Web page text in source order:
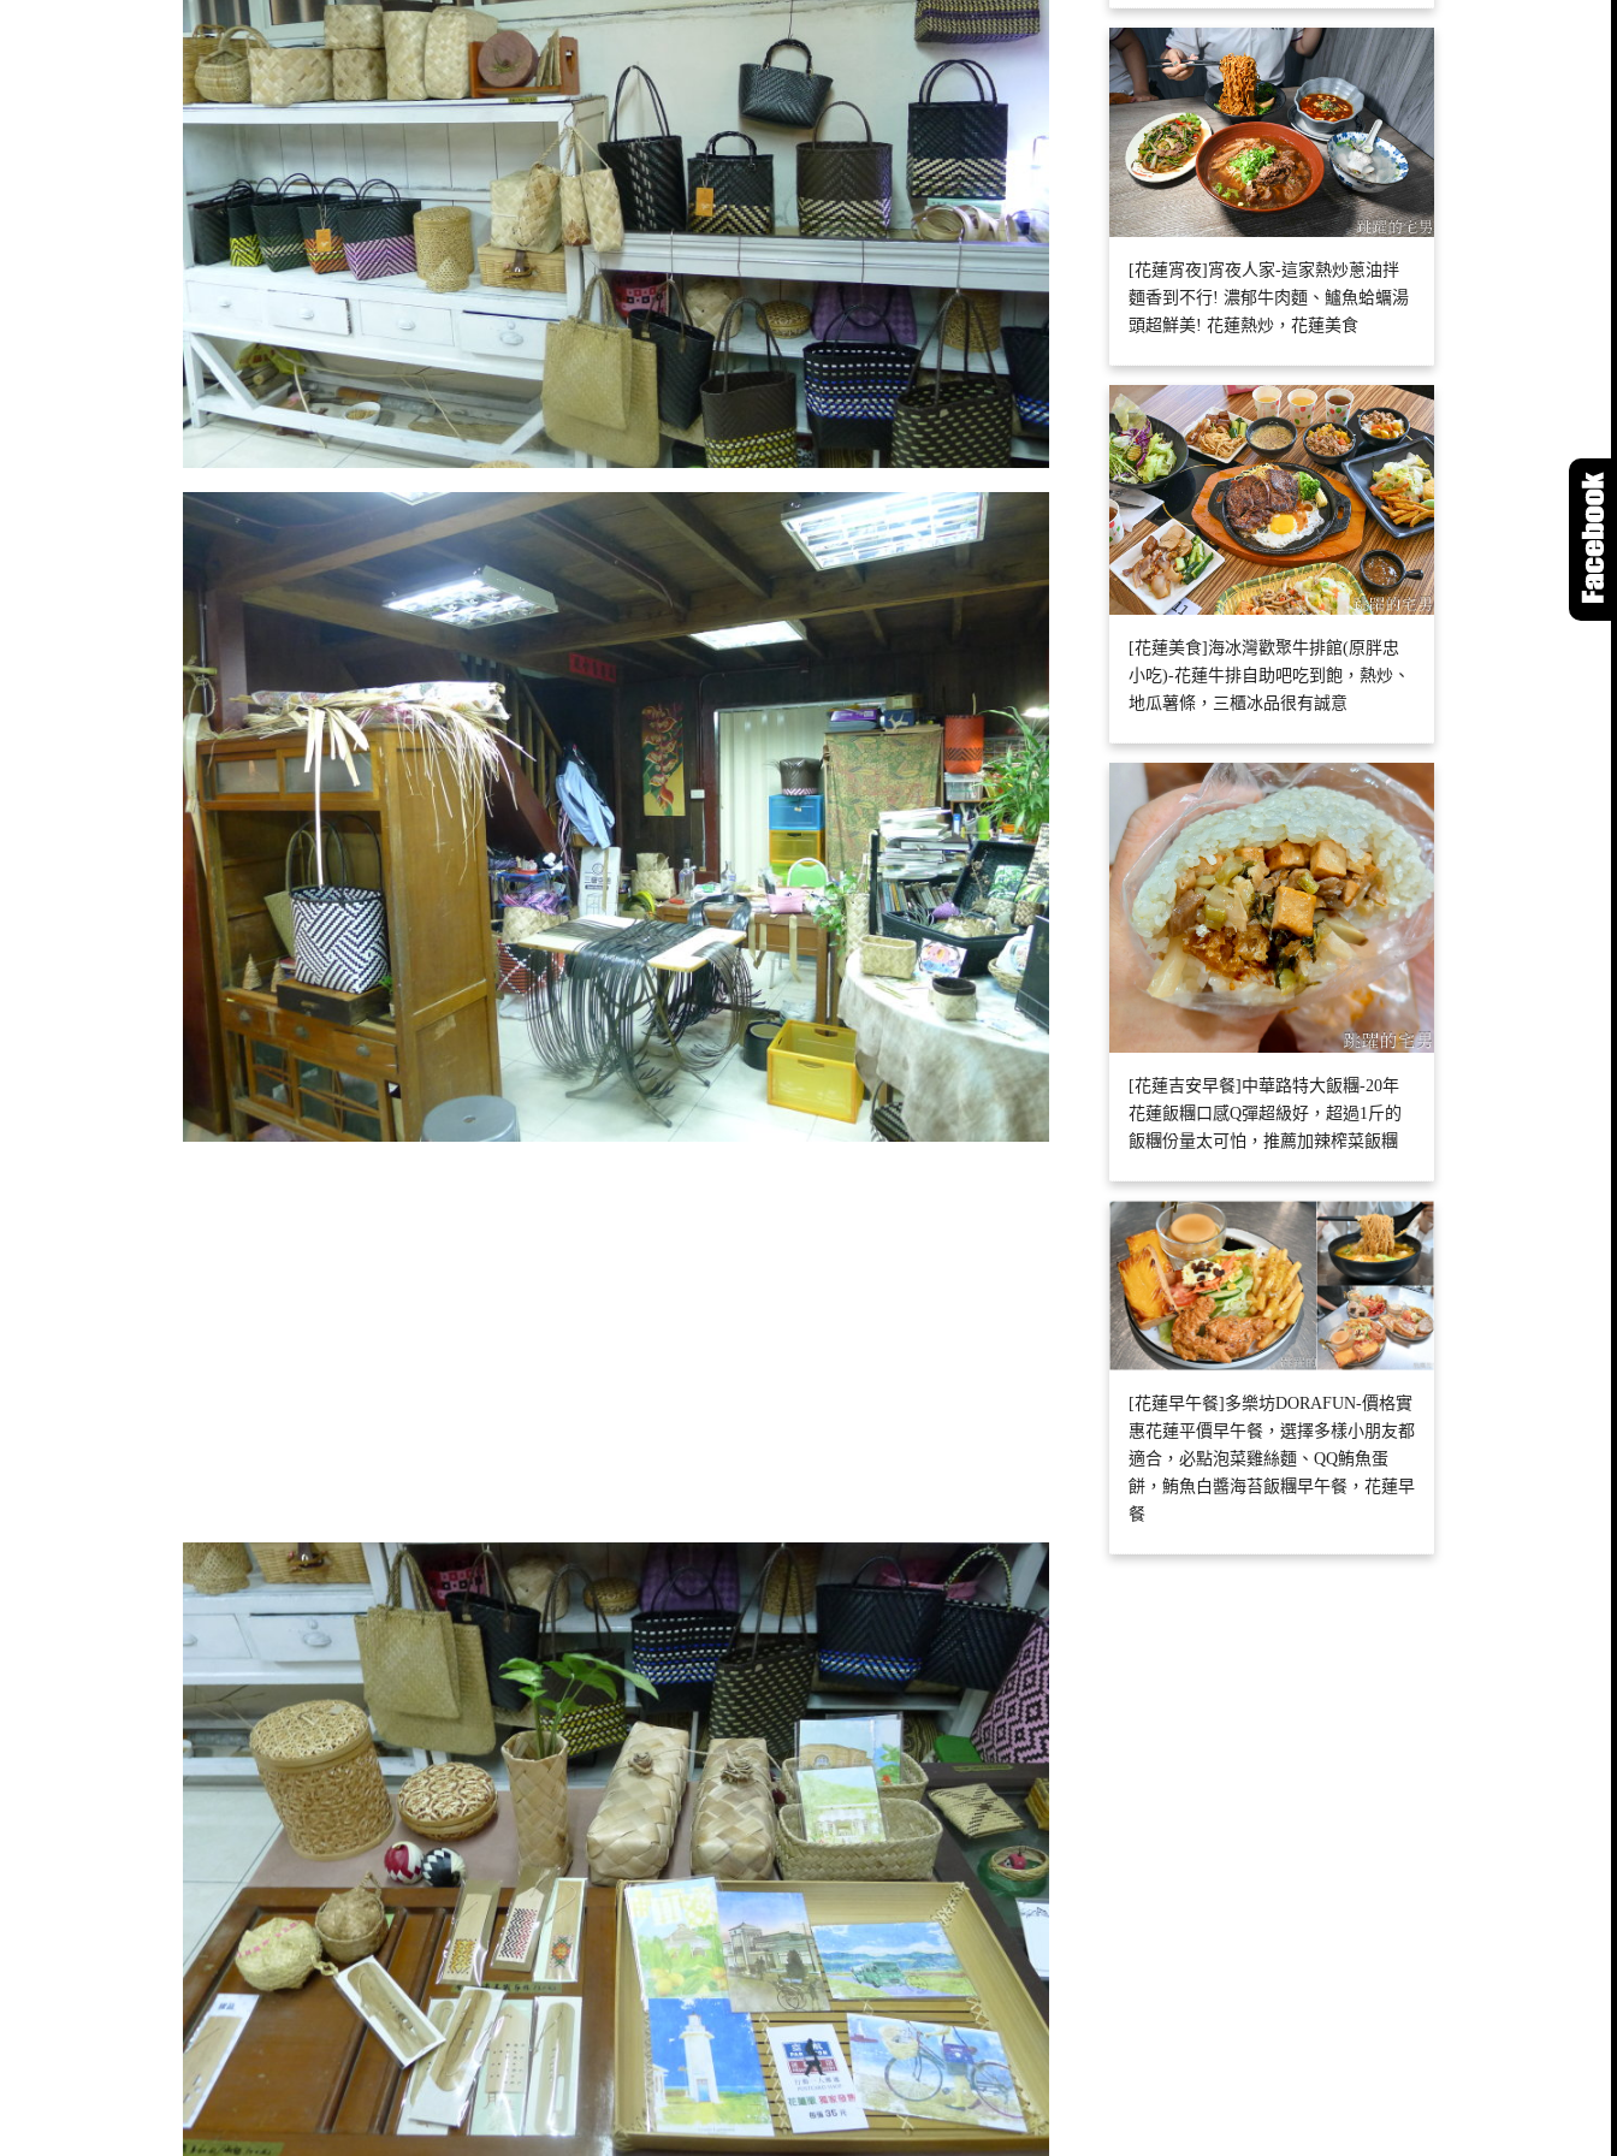
[花蓮宵夜]宵夜人家-這家熱炒蔥油拌
麵香到不行! 濃郁牛肉麵、鱸魚蛤蠣湯
頭超鮮美! 花蓮熱炒，花蓮美食
[花蓮美食]海冰灣歡聚牛排館(原胖忠
小吃)-花蓮牛排自助吧吃到飽，熱炒、
地瓜薯條，三櫃冰品很有誠意
[花蓮吉安早餐]中華路特大飯糰-20年
花蓮飯糰口感Q彈超級好，超過1斤的
飯糰份量太可怕，推薦加辣榨菜飯糰
[花蓮早午餐]多樂坊DORAFUN-價格實
惠花蓮平價早午餐，選擇多樣小朋友都
適合，必點泡菜雞絲麵、QQ鮪魚蛋
餅，鮪魚白醬海苔飯糰早午餐，花蓮早
餐